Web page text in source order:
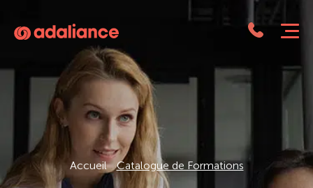
Accueil Catalogue de Formations